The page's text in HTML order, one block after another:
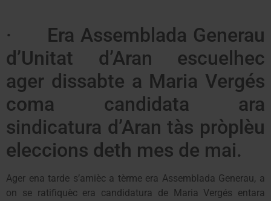
· Era Assemblada Generau
d’Unitat d’Aran escuelhec
ager dissabte a Maria Vergés
coma candidata ara
sindicatura d’Aran tàs pròplèu
eleccions deth mes de mai.
Ager ena tarde s’amièc a tèrme era Assemblada Generau, a
on se ratifiquèc era candidatura de Maria Vergés entara